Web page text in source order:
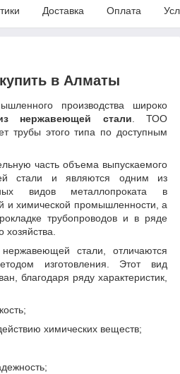
Доставка Оплата
в Алматы
производства широко
нержавеющей стали. ТОО
трубы этого типа по доступным
часть объема выпускаемого
стали и являются одним из
видов металлопроката в
и химической промышленности, а
трубопроводов и в ряде
хозяйства.
стали, отличаются
изготовления. Этот вид
благодаря ряду характеристик,
химических веществ;